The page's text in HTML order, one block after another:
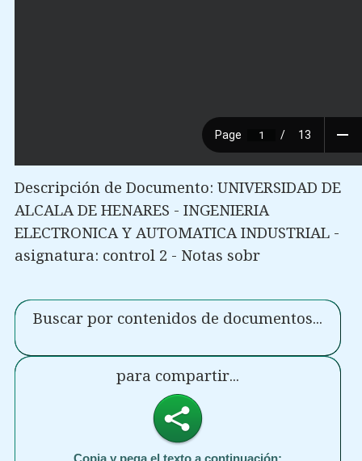
Descripción de Documento: UNIVERSIDAD DE
ALCALA DE HENARES - INGENIERIA
ELECTRONICA Y AUTOMATICA INDUSTRIAL -
asignatura: control 2 - Notas sobr
Buscar por contenidos de documentos...
para compartir...